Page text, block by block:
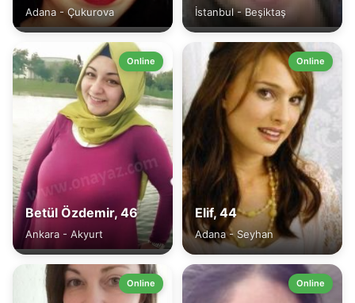
Adana - Çukurova İstanbul - Beşiktaş
Online
Betül Özdemir, 46
Ankara - Akyurt
Online
Elif, 44
Adana - Seyhan
Online Online